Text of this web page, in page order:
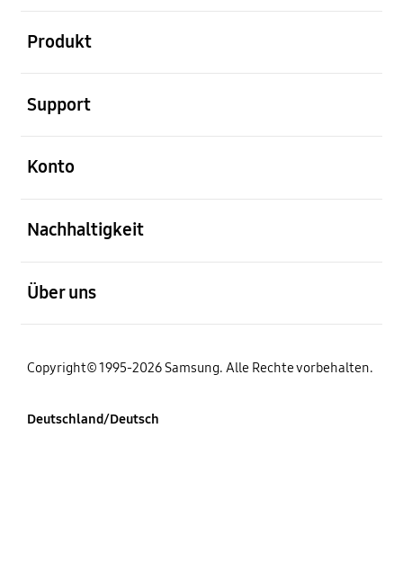
Produkt
Support
Konto
Nachhaltigkeit
Über uns
Copyright© 1995-2026 Samsung. Alle Rechte vorbehalten.
Deutschland/Deutsch